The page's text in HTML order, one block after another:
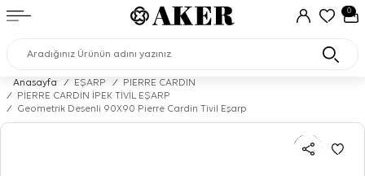
0
Anasayfa / EŞARP /
PIERRE CARDIN
/
PİERRE CARDİN İPEK TİVİL EŞARP
/
Geometrik Desenli 90X90 Pierre Cardin Tivil Eşarp